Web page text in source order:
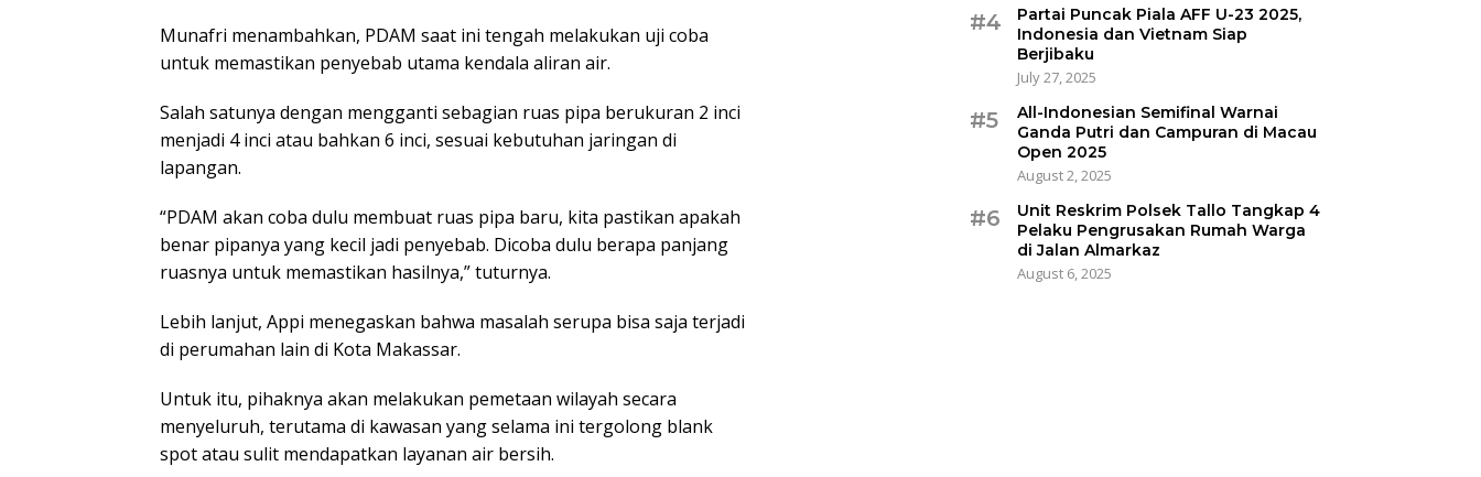
Munafri menambahkan, PDAM saat ini tengah melakukan uji coba
untuk memastikan penyebab utama kendala aliran air.
Salah satunya dengan mengganti sebagian ruas pipa berukuran 2 inci
menjadi 4 inci atau bahkan 6 inci, sesuai kebutuhan jaringan di
lapangan.
“PDAM akan coba dulu membuat ruas pipa baru, kita pastikan apakah
benar pipanya yang kecil jadi penyebab. Dicoba dulu berapa panjang
ruasnya untuk memastikan hasilnya,” tuturnya.
Lebih lanjut, Appi menegaskan bahwa masalah serupa bisa saja terjadi
di perumahan lain di Kota Makassar.
Untuk itu, pihaknya akan melakukan pemetaan wilayah secara
menyeluruh, terutama di kawasan yang selama ini tergolong blank
spot atau sulit mendapatkan layanan air bersih.
#4
Partai Puncak Piala AFF U-23 2025,
Indonesia dan Vietnam Siap
Berjibaku
July 27, 2025
#5
All-Indonesian Semifinal Warnai
Ganda Putri dan Campuran di Macau
Open 2025
August 2, 2025
#6
Unit Reskrim Polsek Tallo Tangkap 4
Pelaku Pengrusakan Rumah Warga
di Jalan Almarkaz
August 6, 2025